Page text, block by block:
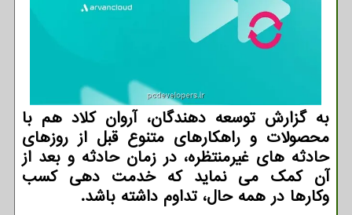
به گزارش توسعه دهندگان، آروان کلاد هم با
محصولات و راهکارهای متنوع قبل از روزهای
حادثه های غیرمنتظره، در زمان حادثه و بعد از
آن کمک می نماید که خدمت دهی کسب
وکارها در همه حال، تداوم داشته باشد.